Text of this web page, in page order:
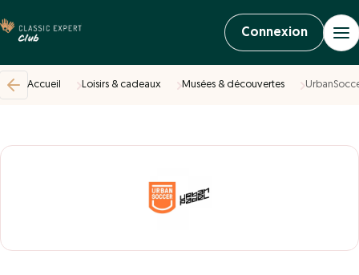
Connexion
Accueil Loisirs & cadeaux Musées & découvertes